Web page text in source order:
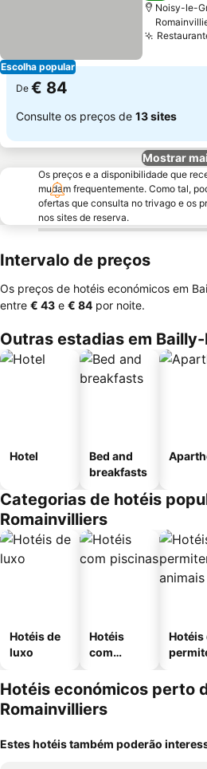
Escolha popular
Noisy-le-
De € 84
Consulte os preços de 13 sites
Mostrar
Os preços e a disponibilidade que
mudam frequentemente. Como tal,
ofertas que consulta no trivago e os
nos sites de reserva.
Intervalo de preços
Os preços de hotéis económicos em
entre ‎€ 43 e ‎€ 84 por noite.
Outras estadias em
Hotel
Bed and
breakfasts
Categorias de hotéis
Romainvilliers
Hotéis de
luxo
Hotéis
com
Hotéis
Hotéis económicos perto
Romainvilliers
Estes hotéis também poderão